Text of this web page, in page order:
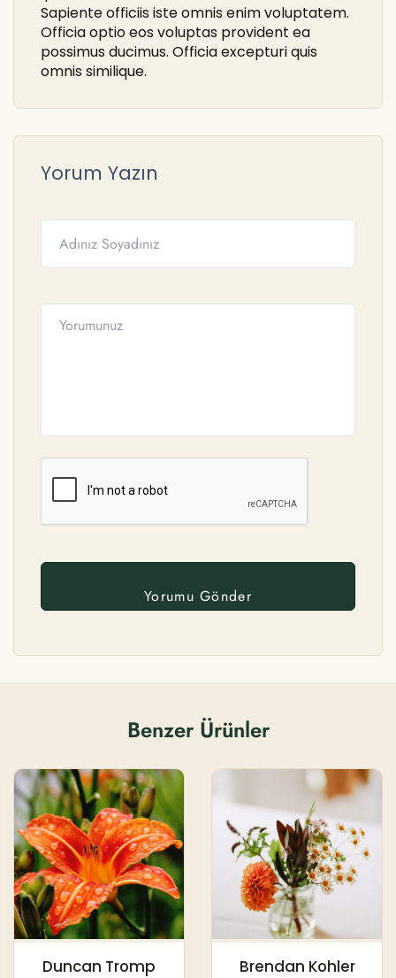
Sapiente officiis iste omnis enim voluptatem.
Officia optio eos voluptas provident ea
possimus ducimus. Officia excepturi quis
omnis similique.
Yorum Yazın
Benzer Ürünler
Duncan Tromp Brendan Kohler